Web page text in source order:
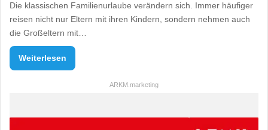
Die klassischen Familienurlaube verändern sich. Immer häufiger
reisen nicht nur Eltern mit ihren Kindern, sondern nehmen auch
die Großeltern mit…
Weiterlesen
ARKM.marketing